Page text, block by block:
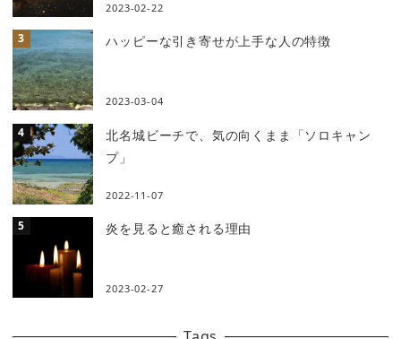
2023-02-22
ハッピーな引き寄せが上手な人の特徴
2023-03-04
北名城ビーチで、気の向くまま「ソロキャン
プ」
2022-11-07
炎を見ると癒される理由
2023-02-27